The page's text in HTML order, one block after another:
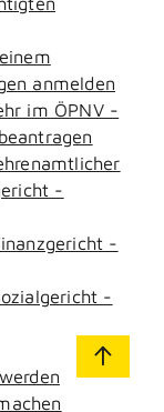
anmelden
im ÖPNV -
-
-
-